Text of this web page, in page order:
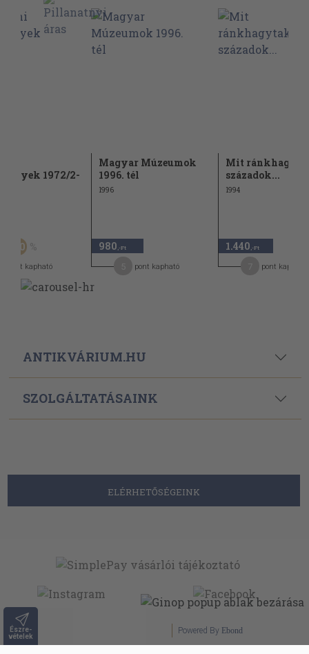
Észre-
vételek
1972/2-
50
pont kapható
Magyar Múzeumok
1996. tél
1996
980 ,-Ft
pont kapható
Mit
századok...
1994
1.440 ,-Ft
pont kapható
ANTIKVÁRIUM.HU
SZOLGÁLTATÁSAINK
ELÉRHETŐSÉGEINK
Powered By Ebond